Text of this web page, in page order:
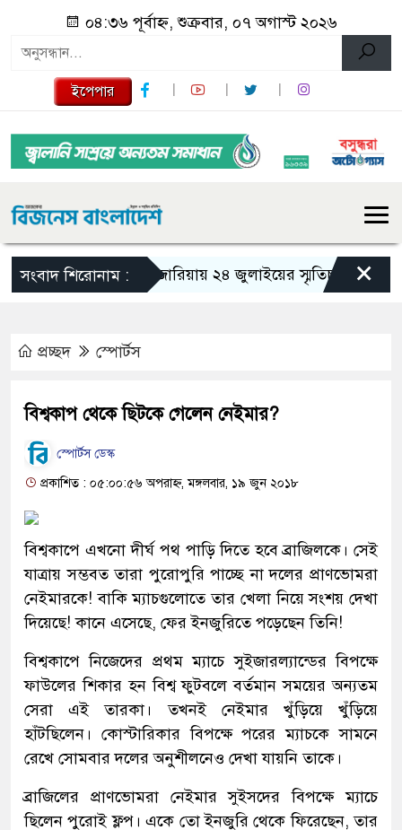
০৪:৩৬ পূর্বাহ্ন, শুক্রবার, ০৭ অগাস্ট ২০২৬
ইপেপার
সংবাদ শিরোনাম :গজারিয়ায় ২৪ জুলাইয়ের স্মৃতিচারণ: গুমের
×
প্রচ্ছদ স্পোর্টস
বিশ্বকাপ থেকে ছিটকে গেলেন নেইমার?
স্পোর্টস ডেস্ক
প্রকাশিত : ০৫:০০:৫৬ অপরাহ্ন, মঙ্গলবার, ১৯ জুন ২০১৮
বিশ্বকাপে এখনো দীর্ঘ পথ পাড়ি দিতে হবে ব্রাজিলকে। সেই
যাত্রায় সম্ভবত তারা পুরোপুরি পাচ্ছে না দলের প্রাণভোমরা
নেইমারকে! বাকি ম্যাচগুলোতে তার খেলা নিয়ে সংশয় দেখা
দিয়েছে! কানে এসেছে, ফের ইনজুরিতে পড়েছেন তিনি!
বিশ্বকাপে নিজেদের প্রথম ম্যাচে সুইজারল্যান্ডের বিপক্ষে
ফাউলের শিকার হন বিশ্ব ফুটবলে বর্তমান সময়ের অন্যতম
সেরা এই তারকা। তখনই নেইমার খুঁড়িয়ে খুঁড়িয়ে
হাঁটছিলেন। কোস্টারিকার বিপক্ষে পরের ম্যাচকে সামনে
রেখে সোমবার দলের অনুশীলনেও দেখা যায়নি তাকে।
ব্রাজিলের প্রাণভোমরা নেইমার সুইসদের বিপক্ষে ম্যাচে
ছিলেন পুরোই ফ্লপ। একে তো ইনজুরি থেকে ফিরেছেন, তার